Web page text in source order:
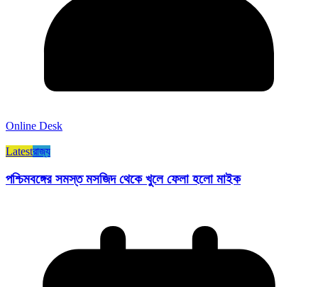
Online Desk
Latestরাজ্য​
পশ্চিমবঙ্গের সমস্ত মসজিদ থেকে খুলে ফেলা হলো মাইক